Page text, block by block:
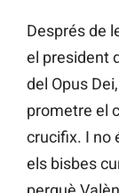
Després de
el president
del Opus
prometre el
crucifix. I no
els bisbes